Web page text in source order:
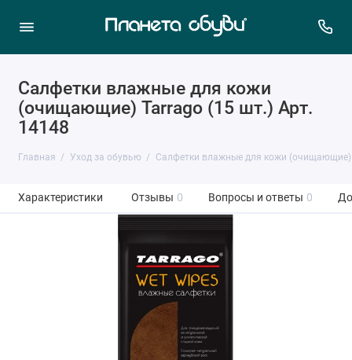
Салфетки влажные для кожи
(очищающие) Tarrago (15 шт.) Арт.
14148
Главная Уход за обувью Салфетки влажные для кожи (очищающие)
Характеристики Отзывы 0 Вопросы и ответы 0